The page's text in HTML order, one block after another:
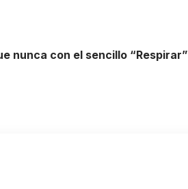
nunca con el sencillo “Respirar”